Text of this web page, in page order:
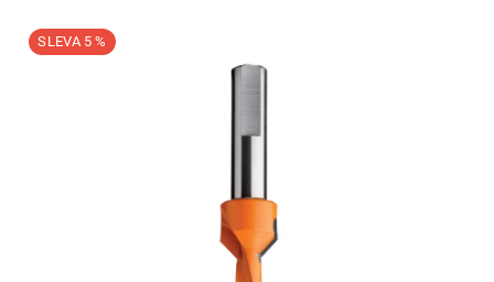
KURZY SOUSTRUŽENÍ DŘEVA
Obchodní podmínky
5 %